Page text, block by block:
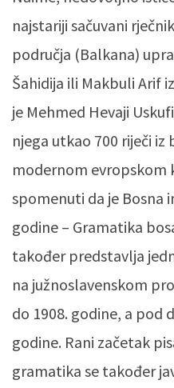
najstariji sačuvani
područja (Balkana)
Šahidija ili Makbuli Arif
je Mehmed Hevaji
njega utkao 700 riječi iz
modernom
spomenuti da je Bosna
godine – Gramatika
također predstavlja
na južnoslavenskom
do 1908. godine, a pod
godine. Rani začetak
gramatika se također